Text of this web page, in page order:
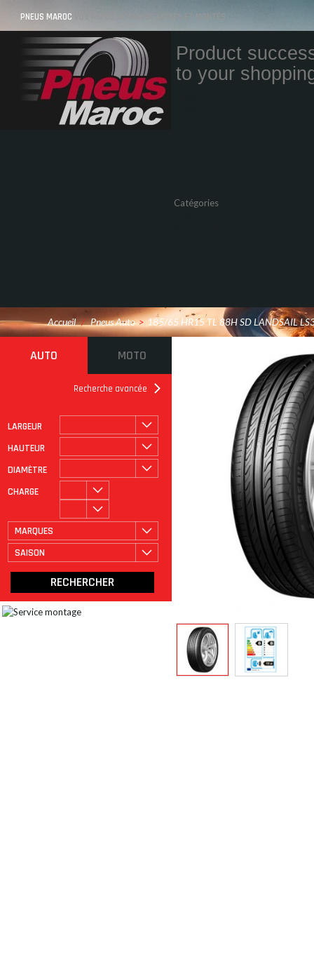
PNEUS MAROC VOS PNEUS AU MAROC LIVRÉS ET MONTÉS
Product
to your
Catégories
Accueil / Pneus Auto > 185/65 HR15 TL 88H SD LANDSAIL
AUTO MOTO
Recherche avancée
LARGEUR
HAUTEUR
DIAMÈTRE
CHARGE
MARQUES
SAISON
ROULAGE À PLAT